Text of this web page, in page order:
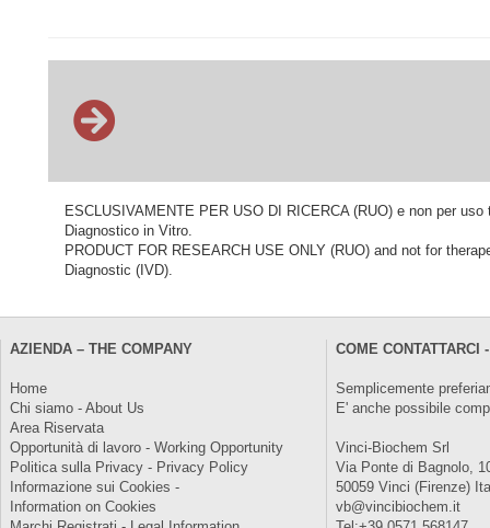
ESCLUSIVAMENTE PER USO DI RICERCA (RUO) e non per
Diagnostico in Vitro.
PRODUCT FOR RESEARCH USE ONLY (RUO) and not for
Diagnostic (IVD).
AZIENDA – THE COMPANY
Home
Chi siamo - About Us
Area Riservata
Opportunità di lavoro - Working Opportunity
Politica sulla Privacy - Privacy Policy
Informazione sui Cookies -
Information on Cookies
COME CONTATTARCI
Semplicemente
E' anche possibile
Vinci-Biochem Srl
Via Ponte di Bagnolo,
50059 Vinci (Firenze)
vb@vincibiochem.it